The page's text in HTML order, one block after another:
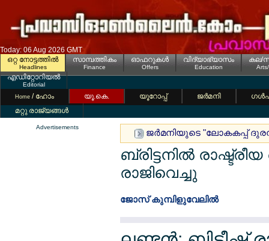
Today: 06 Aug 2026 GMT
ഒറ്റ നോട്ടത്തില്‍
Headlines
സാമ്പത്തികം
Finance
ഓഫറുകള്‍
Offers
വിദ്യാഭ്യാസം
Education
കല/
എഡിറ്റോറിയല്‍
Editorial
Home / ഹോം യൂ.കെ. യൂറോപ്പ് ജര്‍മനി
മറ്റു രാജ്യങ്ങള്‍
Advertisements
ജര്‍മനിയുടെ "ലോകകപ്പ്
ബ്രിട്ടനില്‍
രാജിവെച്ചു
ജോസ് കുമ്പിളുവേലില്‍